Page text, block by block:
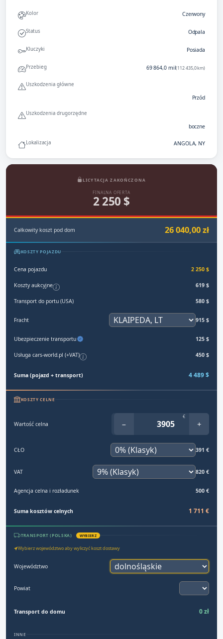
Kolor Czerwony
Status Odpala
Kluczyki Posiada
Przebieg 69 864,0 mil(112 435,0 km)
Uszkodzenia główne
Przód
Uszkodzenia drugorzędne
boczne
Lokalizacja ANGOLA, NY
LICYTACJA ZAKOŃCZONA
FINALNA OFERTA
2 250 $
Całkowity koszt pod dom 26 040,00 zł
KOSZTY POJAZDU
Cena pojazdu 2 250 $
Koszty aukcyjne 619 $
Transport do portu (USA) 580 $
Fracht 915 $
Ubezpieczenie transportu 125 $
Usługa cars-world.pl (+VAT) 450 $
Suma (pojazd + transport) 4 489 $
KOSZTY CELNE
Wartość celna −
€
+
CŁO 391 €
VAT 820 €
Agencja celna i rozładunek 500 €
Suma kosztów celnych 1 711 €
TRANSPORT (POLSKA) WYBIERZ
Wybierz województwo aby wyliczyć koszt dostawy
Województwo
Powiat
Transport do domu 0 zł
INNE